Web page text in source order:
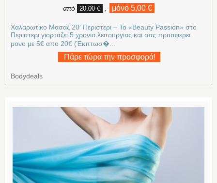
από 20,00 € μόνο 5,00 €
Χαλαρωτικο Μασαζ 20′ Περιστερι – Το «Beauty Passion» στο
Περιστερι γιορταζει 5 χρονια λειτουργιας και σας προσφερει
μονο με 5€ απο 20€ (Έκπτωσ�...
Πάρε τώρα την προσφορά!
Bodydeals